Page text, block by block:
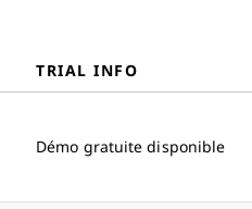
TRIAL INFO
Démo gratuite disponible